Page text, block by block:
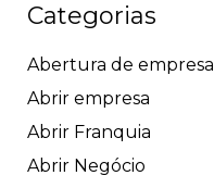
Categorias
Abertura de empresa
Abrir empresa
Abrir Franquia
Abrir Negócio